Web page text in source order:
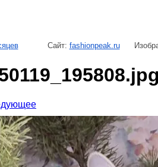
Сайт: fashionpeak.ru